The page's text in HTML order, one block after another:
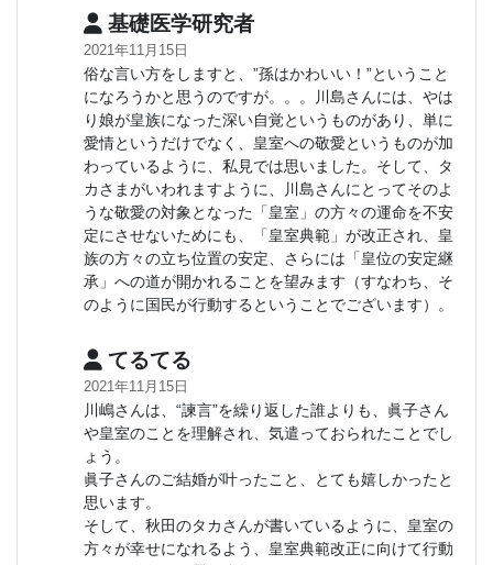
基礎医学研究者
2021年11月15日
俗な言い方をしますと、”孫はかわいい！”ということ
になろうかと思うのですが。。。川島さんには、やは
り娘が皇族になった深い自覚というものがあり、単に
愛情というだけでなく、皇室への敬愛というものが加
わっているように、私見では思いました。そして、タ
カさまがいわれますように、川島さんにとってそのよ
うな敬愛の対象となった「皇室」の方々の運命を不安
定にさせないためにも、「皇室典範」が改正され、皇
族の方々の立ち位置の安定、さらには「皇位の安定継
承」への道が開かれることを望みます（すなわち、そ
のように国民が行動するということでございます）。
てるてる
2021年11月15日
川嶋さんは、“諫言”を繰り返した誰よりも、眞子さん
や皇室のことを理解され、気遣っておられたことでし
ょう。
眞子さんのご結婚が叶ったこと、とても嬉しかったと
思います。
そして、秋田のタカさんが書いているように、皇室の
方々が幸せになれるよう、皇室典範改正に向けて行動